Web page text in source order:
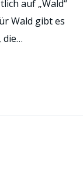
auf „Wald“
Wald gibt es
die…